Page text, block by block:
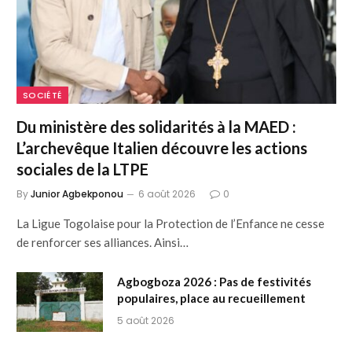
SOCIÉTÉ
Du ministère des solidarités à la MAED :
L’archevêque Italien découvre les actions
sociales de la LTPE
ByJunior Agbekponou 6 août 2026 0
La Ligue Togolaise pour la Protection de l’Enfance ne cesse
de renforcer ses alliances. Ainsi…
Agbogboza 2026 : Pas de festivités
populaires, place au recueillement
5 août 2026